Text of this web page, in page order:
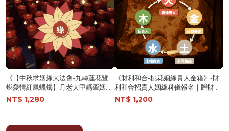
《【中秋求姻緣大法會-九轉蓮花暨
燃愛情紅鳳蠟燭】月老大甲媽牽姻緣
顯著求貴人桃花｜贈招桃花貴人六件
組│代燒轉運招財金紙 │ 姻緣顯著 │
止）
NT$ 1,280
《財利和合-桃花姻緣貴人金箱》-財
利和合招貴人姻緣科儀報名｜贈財利
和合御守（新五行日式御守）│代燒
姻緣貴人金箱金紙 │ 迎貴人招桃花│
NT$ 1,200